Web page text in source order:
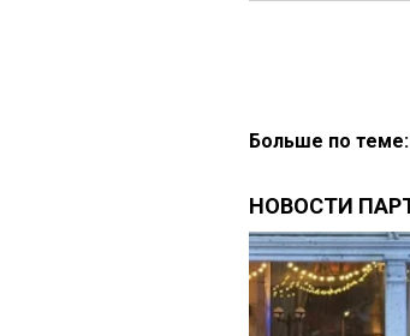
Больше по теме: